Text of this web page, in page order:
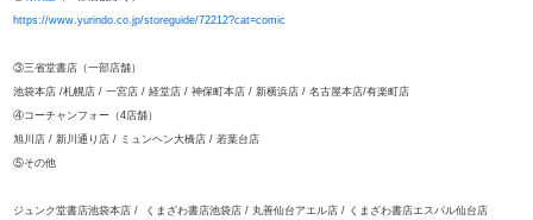
https://www.yurindo.co.jp/storeguide/72212?cat=comic
③三省堂書店（一部店舗）
池袋本店 /札幌店 / 一宮店 / 経堂店 / 神保町本店 / 新横浜店 / 名古屋本店/有楽町店
④コーチャンフォー（4店舗）
旭川店 / 新川通り店 / ミュンヘン大橋店 / 若葉台店
⑤その他
ジュンク堂書店池袋本店 / くまざわ書店池袋店 / 丸善仙台アエル店 / くまざわ書店エスパル仙台店